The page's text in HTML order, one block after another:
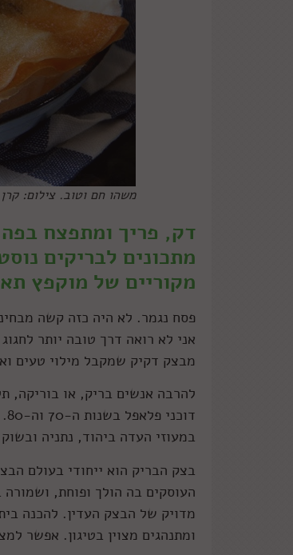
משהו חם וטוב. צילום: קרן
דק, פריך ומתפצח
מתכונים לבריקים
מקוריים של מוקפץ
פסח נגמר. לא היה כזה קשה
אני לא רואה דרך טובה יותר
מבצק דקיק שמקבל מילוי טעים
להרבה אנשים בריק, או בוריקה,
במעוזי העדה ביהוד, נתניה
בצק הבריק הוא ייחודי בעולם
העוסקים בה הולך ופוחת, ושמורה
מדויק של הבצק העדין. להכנה
ומתנהגים מצוין בטיגון. אפשר